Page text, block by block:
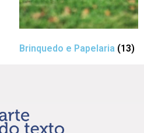
Brinquedo e Papelaria (13)